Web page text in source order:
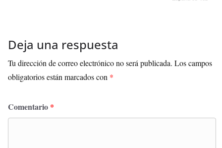
Deja una respuesta
Tu dirección de correo electrónico no será publicada. Los campos
obligatorios están marcados con *
Comentario *